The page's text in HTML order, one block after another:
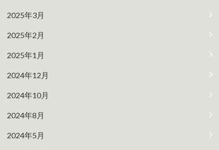
2025年3月
2025年2月
2025年1月
2024年12月
2024年10月
2024年8月
2024年5月